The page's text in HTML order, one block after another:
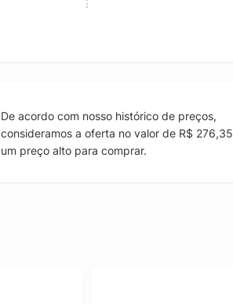
De acordo com nosso histórico de preços,
consideramos a oferta no valor de R$ 276,35
um preço alto para comprar.